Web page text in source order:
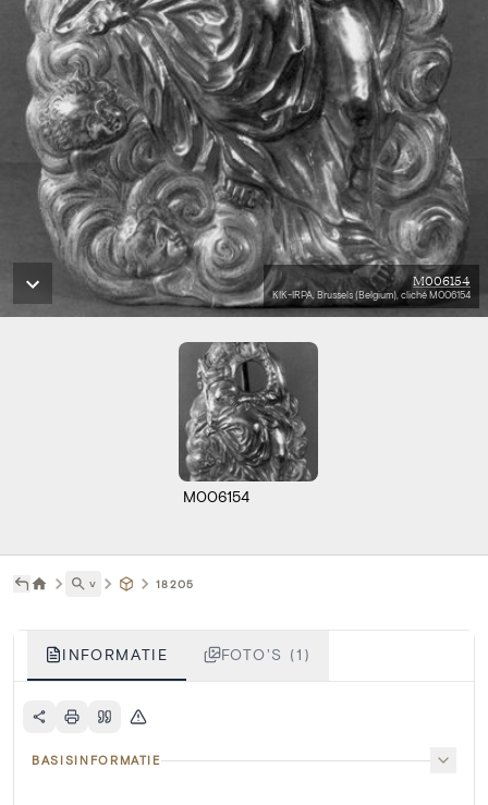
M006154
KIK-IRPA, Brussels (Belgium), cliché M006154
M006154
˅ 18205
INFORMATIE FOTO'S (1)
BASISINFORMATIE